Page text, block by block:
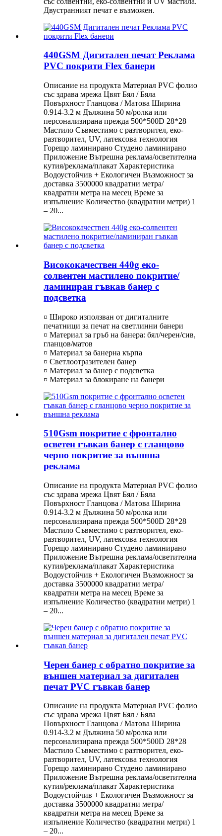
Двустранният печат е възможен.
440GSM Дигитален печат Реклама
PVC покрити Flex банери
Описание на продукта Материал PVC фолио
със здрава мрежа Цвят Бял / Бяла
Повърхност Гланцова / Матова Ширина
0.914-3.2 м Дължина 50 м/ролка или
персонализирана прежда 500*500D 28*28
Мастило Съвместимо с разтворител, еко-
разтворител, UV, латексова технология
Горещо ламинирано Студено ламинирано
Приложение Вътрешна реклама/осветителна
кутия/реклама/плакат Характеристика
Водоустойчив + Екологичен Възможност за
доставка 3500000 квадратни метра/
квадратни метра на месец Време за
изпълнение Количество (квадратни метри) 1
– 20...
Висококачествен 440g еко-
солвентен мастилено покритие/
ламиниран гъвкав банер с
подсветка
¤ Широко използван от дигиталните
печатници за печат на светлинни банери
¤ Материал за гръб на банера: бял/черен/сив,
гланцов/матов
¤ Материал за банерна кърпа
¤ Светлоотразителен банер
¤ Материал за банер с подсветка
¤ Материал за блокиране на банери
510Gsm покритие с фронтално
осветен гъвкав банер с гланцово
черно покритие за външна
реклама
Описание на продукта Материал PVC фолио
със здрава мрежа Цвят Бял / Бяла
Повърхност Гланцова / Матова Ширина
0.914-3.2 м Дължина 50 м/ролка или
персонализирана прежда 500*500D 28*28
Мастило Съвместимо с разтворител, еко-
разтворител, UV, латексова технология
Горещо ламинирано Студено ламинирано
Приложение Вътрешна реклама/осветителна
кутия/реклама/плакат Характеристика
Водоустойчив + Екологичен Възможност за
доставка 3500000 квадратни метра/
квадратни метра на месец Време за
изпълнение Количество (квадратни метри) 1
– 20...
Черен банер с обратно покритие за
външен материал за дигитален
печат PVC гъвкав банер
Описание на продукта Материал PVC фолио
със здрава мрежа Цвят Бял / Бяла
Повърхност Гланцова / Матова Ширина
0.914-3.2 м Дължина 50 м/ролка или
персонализирана прежда 500*500D 28*28
Мастило Съвместимо с разтворител, еко-
разтворител, UV, латексова технология
Горещо ламинирано Студено ламинирано
Приложение Вътрешна реклама/осветителна
кутия/реклама/плакат Характеристика
Водоустойчив + Екологичен Възможност за
доставка 3500000 квадратни метра/
квадратни метра на месец Време за
изпълнение Количество (квадратни метри) 1
– 20...